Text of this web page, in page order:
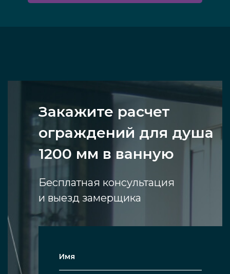
Закажите расчет
ограждений для душа
1200 мм в ванную
Бесплатная консультация
и выезд замерщика